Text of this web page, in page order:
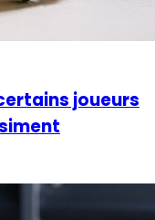
joueurs